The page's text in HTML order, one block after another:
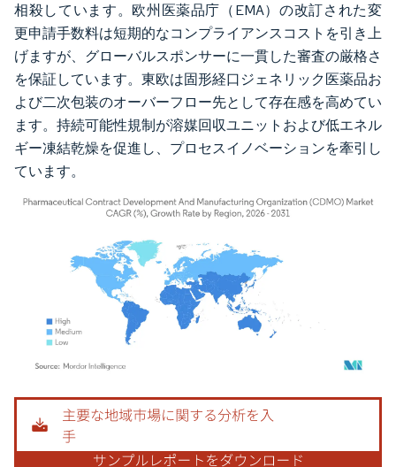
相殺しています。欧州医薬品庁（EMA）の改訂された変
更申請手数料は短期的なコンプライアンスコストを引き上
げますが、グローバルスポンサーに一貫した審査の厳格さ
を保証しています。東欧は固形経口ジェネリック医薬品お
よび二次包装のオーバーフロー先として存在感を高めてい
ます。持続可能性規制が溶媒回収ユニットおよび低エネル
ギー凍結乾燥を促進し、プロセスイノベーションを牽引し
ています。
画像 © Mordor Intelligence。再利用にはCC BY 4.0の表示が必要です。